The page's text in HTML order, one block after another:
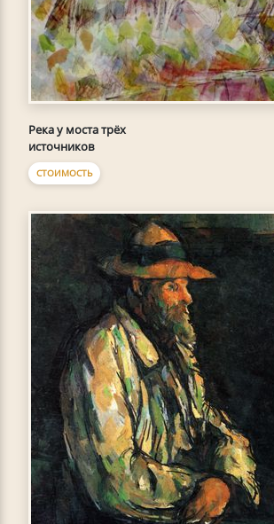
Река у моста трёх
источников
СТОИМОСТЬ